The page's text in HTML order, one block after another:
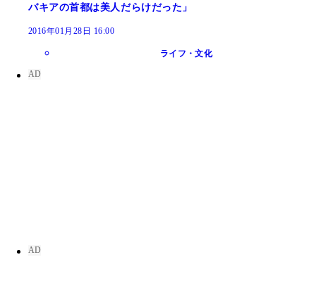
バキアの首都は美人だらけだった」
2016年01月28日 16:00
ライフ・文化